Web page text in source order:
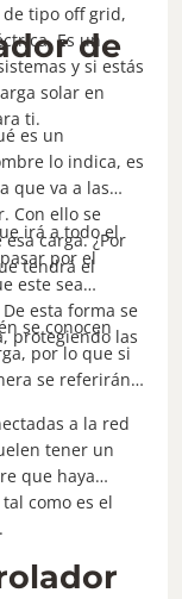
tipo off grid,
Es un
y si estás
solar en
ti.
de
es un
lo indica, es
que va a las
Con ello se
carga. ¿Por
tendrá el
irá a todo el
por el
este sea
esta forma se
protegiendo las
se conocen
por lo que si
se referirán
a la red
tener un
que haya
como es el